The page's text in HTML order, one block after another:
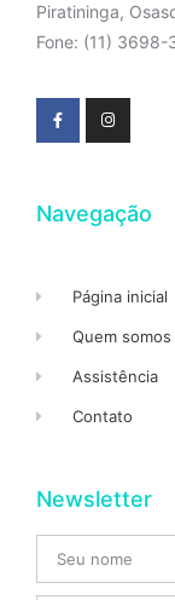
Piratininga,
Fone: (11)
Navegação
Página inicial
Quem somos
Assistência
Contato
Newsletter